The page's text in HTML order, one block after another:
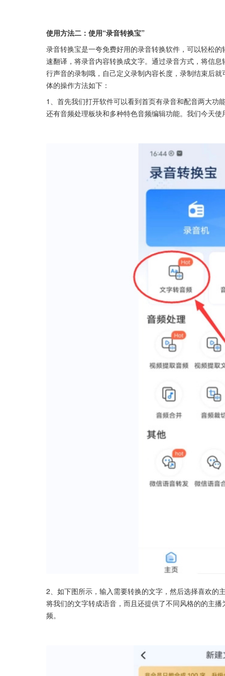
使用方法二：使用“录音转换宝”
录音转换宝是一夸免费好用的录音转换软件，可以轻松
速翻译，将录音内容转换成文字。通过录音方式，将信
行声音的录制哦，自己定义录制内容长度，录制结束后
体的操作方法如下：
1、首先我们打开软件可以看到首页有录音和配音两大功
还有音频处理板块和多种特色音频编辑功能。我们今天使
2、如下图所示，输入需要转换的文字，然后选择喜欢的
将我们的文字转成语音，而且还提供了不同风格的的主
频。